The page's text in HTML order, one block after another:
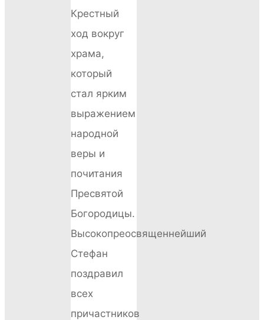
Крестный
ход вокруг
храма,
который
стал ярким
выражением
народной
веры и
почитания
Пресвятой
Богородицы.
Высокопреосвященнейший
Стефан
поздравил
всех
причастников